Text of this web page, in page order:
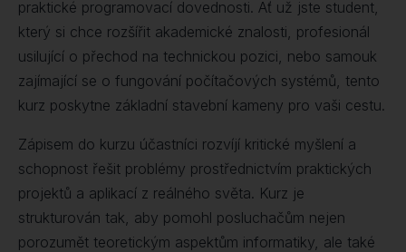
praktické programovací dovednosti. Ať už jste student,
který si chce rozšířit akademické znalosti, profesionál
usilující o přechod na technickou pozici, nebo samouk
zajímající se o fungování počítačových systémů, tento
kurz poskytne základní stavební kameny pro vaši cestu.
Zápisem do kurzu účastníci rozvíjí kritické myšlení a
schopnost řešit problémy prostřednictvím praktických
projektů a aplikací z reálného světa. Kurz je
strukturován tak, aby pomohl posluchačům nejen
porozumět teoretickým aspektům informatiky, ale také